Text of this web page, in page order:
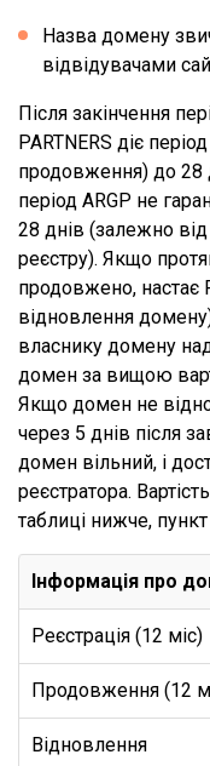
Назва домену
відвідувачами
Після закінчення
PARTNERS діє
продовження) до 28
період ARGP не
28 днів (залежно
реєстру). Якщо
продовжено, настає
відновлення
власнику домену
домен за вищою
Якщо домен не
через 5 днів після
домен вільний, і
реєстратора.
таблиці нижче,
Інформація про
Реєстрація (12 міс)
Продовження (12
Відновлення